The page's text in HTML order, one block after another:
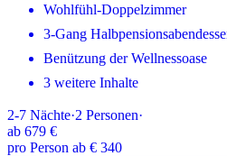
Wohlfühl-Doppelzimmer
3-Gang
Benützung der Wellnessoase
3 weitere Inhalte
2-7 Nächte·2 Personen·
ab 679 €
pro Person ab € 340